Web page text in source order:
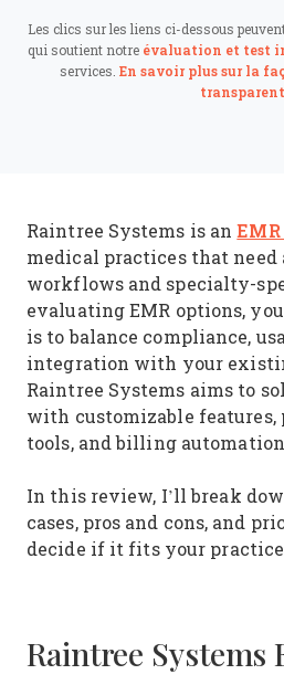
Les clics sur les liens ci-dessous
qui soutient notre évaluation et test
services. En savoir plus sur la
Raintree Systems is an
medical practices that need
workflows and specialty-
evaluating EMR options,
is to balance compliance,
integration with your
Raintree Systems aims to
with customizable features,
tools, and billing
In this review, I’ll break
cases, pros and cons, and
decide if it fits your
Raintree Systems